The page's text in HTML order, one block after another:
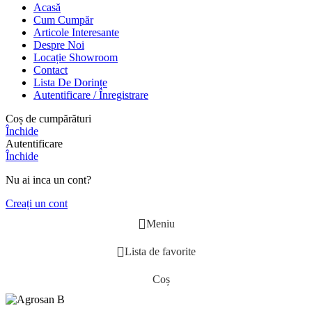
Acasă
Cum Cumpăr
Articole Interesante
Despre Noi
Locație Showroom
Contact
Lista De Dorințe
Autentificare / Înregistrare
Coș de cumpărături
Închide
Autentificare
Închide
Nu ai inca un cont?
Creați un cont
Meniu
Lista de favorite
Coș